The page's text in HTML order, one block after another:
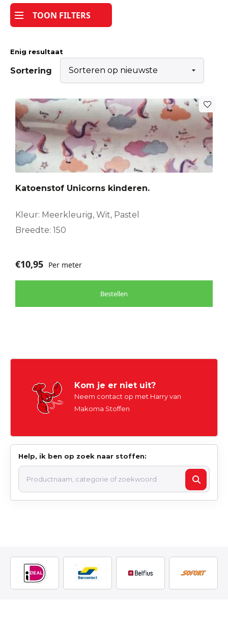
Tijdpakker stof
TOON FILTERS
Enig resultaat
Sortering
Katoenstof Unicorns kinderen.
Kleur: Meerkleurig, Wit, Pastel
Breedte: 150
€10,95 Per meter
Bestellen
Kom je er niet uit?
Neem contact op met Harry van
Makoma Stoffen
Help, ik ben op zoek naar stoffen: